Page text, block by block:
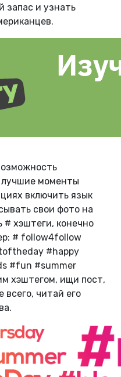
запас и узнать
моменты
включить язык
свои фото на
# хэштеги, конечно
# follow4follow
#happy
#fun #summer
хэштегом, ищи пост,
всего, читай его